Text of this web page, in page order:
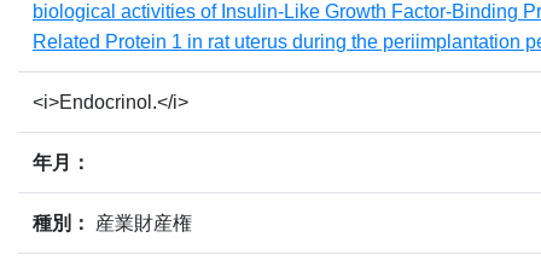
biological activities of Insulin-Like Growth Factor-Binding
Related Protein 1 in rat uterus during the periimplantation
<i>Endocrinol.</i>
年月：
種別： 産業財産権